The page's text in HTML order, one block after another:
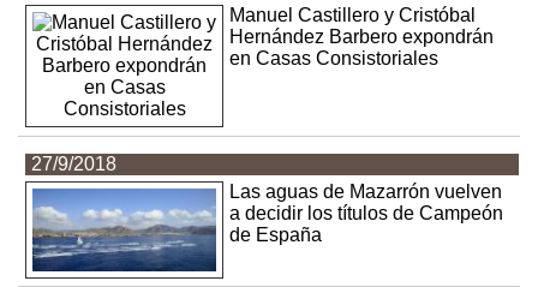
Manuel Castillero y Cristóbal
Hernández Barbero expondrán
en Casas Consistoriales
27/9/2018
Las aguas de Mazarrón vuelven
a decidir los títulos de Campeón
de España